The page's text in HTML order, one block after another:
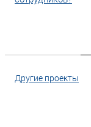
Другие проекты